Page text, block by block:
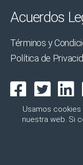
Acuerdos
Términos y
Política de
Usamos cookies
nuestra web. Si